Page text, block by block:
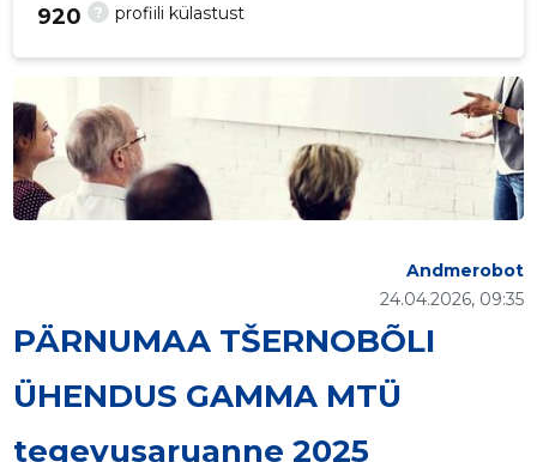
? profiili külastust
920
PÄRNUMAA TŠERNOBÕLI
ÜHENDUS GAMMA MTÜ
tegevusaruanne 2025
24.04.2026, 09:35
Andmerobot